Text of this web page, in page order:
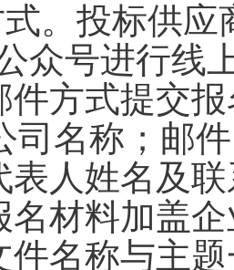
。投标供
众号进行线
件方式提交
司名称；邮
表人姓名及
材料加盖
件名称与主